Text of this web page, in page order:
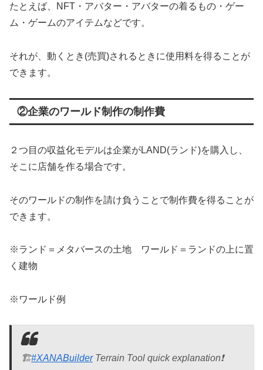
たとえば、NFT・アバター・アバターの着るもの・ゲー
ム・ゲームのアイテムなどです。
それが、動くとき(売買)されるときに使用料を得ることが
できます。
②企業のワールド制作の制作費
２つ目の収益化モデルは企業がLAND(ランド)を購入し、
そこに店舗を作る場合です。
そのワールドの制作を請け負うことで制作費を得ることが
できます。
※ランド＝メタバースの土地 ワールド＝ランドの上に置
く建物
※ワールド例
🏗️#XANABuilderTerrain Tool quick explanation❗️